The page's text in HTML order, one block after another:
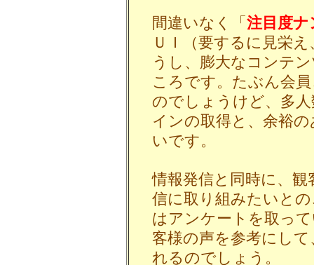
間違いなく「 注目度
ＵＩ（要するに見栄
うし、膨大なコンテ
ころです。たぶん会
のでしょうけど、多
インの取得と、余裕
いです。
情報発信と同時に、
信に取り組みたいと
はアンケートを取っ
客様の声を参考にし
れるのでしょう。